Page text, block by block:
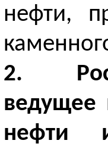
нефти,
2.
ведущее
нефти